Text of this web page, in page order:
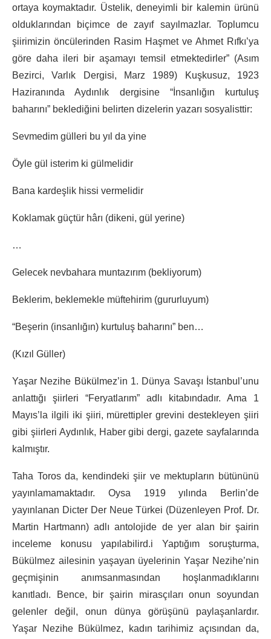
ortaya koymaktadır. Üstelik, deneyimli bir kalemin ürünü
olduklarından biçimce de zayıf sayılmazlar. Toplumcu
şiirimizin öncülerinden Rasim Haşmet ve Ahmet Rıfkı’ya
göre daha ileri bir aşamayı temsil etmektedirler” (Asım
Bezirci, Varlık Dergisi, Marz 1989) Kuşkusuz, 1923
Haziranında Aydınlık dergisine “İnsanlığın kurtuluş
baharını” beklediğini belirten dizelerin yazarı sosyalisttir:
Sevmedim gülleri bu yıl da yine
Öyle gül isterim ki gülmelidir
Bana kardeşlik hissi vermelidir
Koklamak güçtür hârı (dikeni, gül yerine)
…
Gelecek nevbahara muntazırım (bekliyorum)
Beklerim, beklemekle müftehirim (gururluyum)
“Beşerin (insanlığın) kurtuluş baharını” ben…
(Kızıl Güller)
Yaşar Nezihe Bükülmez’in 1. Dünya Savaşı İstanbul’unu
anlattığı şiirleri “Feryatlarım” adlı kitabındadır. Ama 1
Mayıs’la ilgili iki şiiri, mürettipler grevini destekleyen şiiri
gibi şiirleri Aydınlık, Haber gibi dergi, gazete sayfalarında
kalmıştır.
Taha Toros da, kendindeki şiir ve mektupların bütününü
yayınlamamaktadır. Oysa 1919 yılında Berlin’de
yayınlanan Dicter Der Neue Türkei (Düzenleyen Prof. Dr.
Martin Hartmann) adlı antolojide de yer alan bir şairin
inceleme konusu yapılabilird.i Yaptığım soruşturma,
Bükülmez ailesinin yaşayan üyelerinin Yaşar Nezihe’nin
geçmişinin anımsanmasından hoşlanmadıklarını
kanıtladı. Bence, bir şairin mirasçıları onun soyundan
gelenler değil, onun dünya görüşünü paylaşanlardır.
Yaşar Nezihe Bükülmez, kadın tarihimiz açısından da,